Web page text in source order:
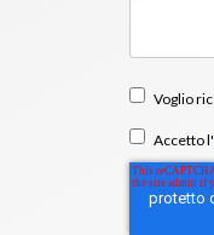
Voglio
Accetto l'